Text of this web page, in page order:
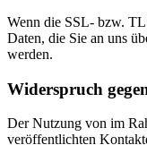
Wenn die SSL- bzw.
Daten, die Sie an uns
werden.
Widerspruch
Der Nutzung von im
veröffentlichten